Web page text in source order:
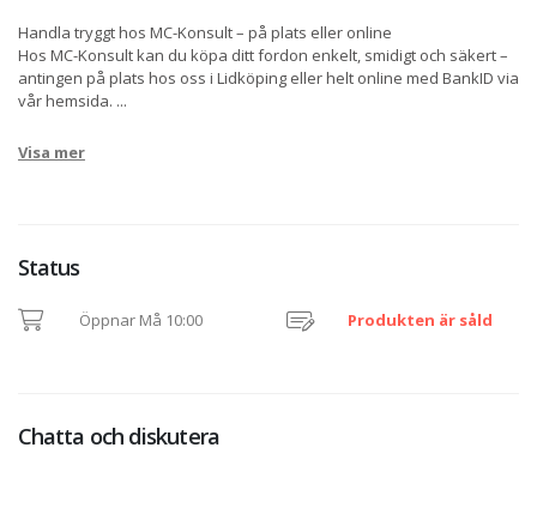
Handla tryggt hos MC-Konsult – på plats eller online
Hos MC-Konsult kan du köpa ditt fordon enkelt, smidigt och säkert –
antingen på plats hos oss i Lidköping eller helt online med BankID via
vår hemsida. ...
Visa mer
Status
Öppnar Må 10:00 Produkten är såld
Chatta och diskutera